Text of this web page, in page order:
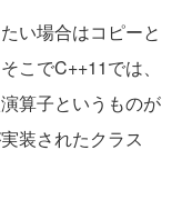
い場合はコピーと
こでC++11では、
算子というものが
装されたクラス